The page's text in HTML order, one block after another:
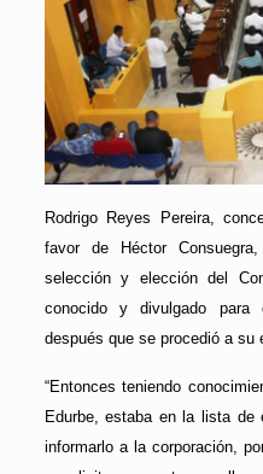
Rodrigo Reyes Pereira,
favor de Héctor
selección y elección del
conocido y divulgado para
después que se procedió a su
“Entonces teniendo
Edurbe, estaba en la lista de
informarlo a la corporación,